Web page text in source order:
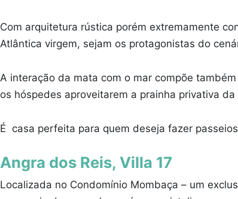
Com arquitetura rústica porém extremamente
Atlântica virgem, sejam os protagonistas do
A interação da mata com o mar compõe
os hóspedes aproveitarem a prainha privativa
É casa perfeita para quem deseja fazer
Angra dos Reis, Villa 17
Localizada no Condomínio Mombaça – um